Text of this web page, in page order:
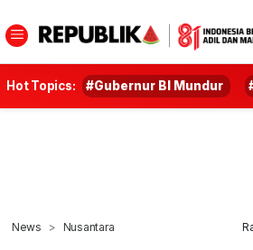
Hot Topics: #Gubernur BI Mundur
News Nusantara